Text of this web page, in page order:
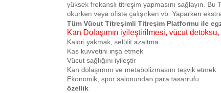
yüksek frekanslı titreşim yapmasını sağlayın.
okurken veya ofiste çalışırken vb. Yaparken
Tüm Vücut Titreşimli Titreşim Platformu ile
Kan Dolaşımın iyileştirilmesi, vücut
Kalori yakmak, selülit azaltma
Kas kuvvetini inşa etmek
Vücut sağlığını iyileştir
Kan dolaşımını ve metabolizmasını teşvik etmek
Ekonomik, spor salonundan para tasarrufu
özellik